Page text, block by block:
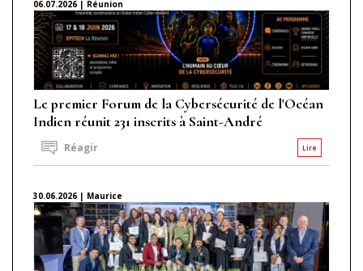
06.07.2026 | Réunion
Le premier Forum de la Cybersécurité de l'Océan
Indien réunit 231 inscrits à Saint-André
Lire
Réagir
30.06.2026 | Maurice